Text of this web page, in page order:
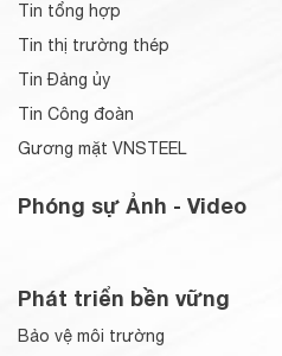
Tin tổng hợp
Tin thị trường thép
Tin Đảng ủy
Tin Công đoàn
Gương mặt VNSTEEL
Phóng sự Ảnh - Video
Phát triển bền vững
Bảo vệ môi trường